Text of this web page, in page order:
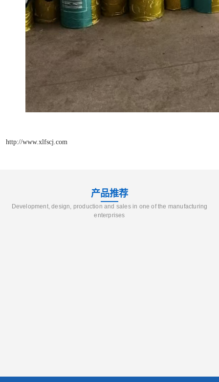
http://www.xlfscj.com
产品推荐
Development, design, production and sales in one of the manufacturing
enterprises